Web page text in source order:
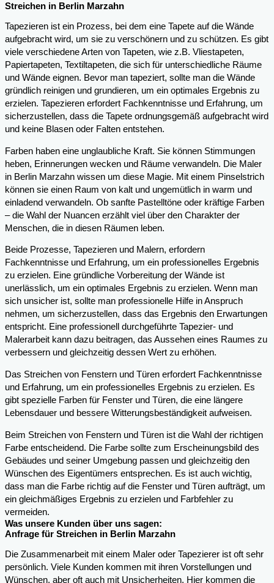
Streichen in Berlin Marzahn
Tapezieren ist ein Prozess, bei dem eine Tapete auf die Wände
aufgebracht wird, um sie zu verschönern und zu schützen. Es gibt
viele verschiedene Arten von Tapeten, wie z.B. Vliestapeten,
Papiertapeten, Textiltapeten, die sich für unterschiedliche Räume
und Wände eignen. Bevor man tapeziert, sollte man die Wände
gründlich reinigen und grundieren, um ein optimales Ergebnis zu
erzielen. Tapezieren erfordert Fachkenntnisse und Erfahrung, um
sicherzustellen, dass die Tapete ordnungsgemäß aufgebracht wird
und keine Blasen oder Falten entstehen.
Farben haben eine unglaubliche Kraft. Sie können Stimmungen
heben, Erinnerungen wecken und Räume verwandeln. Die Maler
in Berlin Marzahn wissen um diese Magie. Mit einem Pinselstrich
können sie einen Raum von kalt und ungemütlich in warm und
einladend verwandeln. Ob sanfte Pastelltöne oder kräftige Farben
– die Wahl der Nuancen erzählt viel über den Charakter der
Menschen, die in diesen Räumen leben.
Beide Prozesse, Tapezieren und Malern, erfordern
Fachkenntnisse und Erfahrung, um ein professionelles Ergebnis
zu erzielen. Eine gründliche Vorbereitung der Wände ist
unerlässlich, um ein optimales Ergebnis zu erzielen. Wenn man
sich unsicher ist, sollte man professionelle Hilfe in Anspruch
nehmen, um sicherzustellen, dass das Ergebnis den Erwartungen
entspricht. Eine professionell durchgeführte Tapezier- und
Malerarbeit kann dazu beitragen, das Aussehen eines Raumes zu
verbessern und gleichzeitig dessen Wert zu erhöhen.
Das Streichen von Fenstern und Türen erfordert Fachkenntnisse
und Erfahrung, um ein professionelles Ergebnis zu erzielen. Es
gibt spezielle Farben für Fenster und Türen, die eine längere
Lebensdauer und bessere Witterungsbeständigkeit aufweisen.
Beim Streichen von Fenstern und Türen ist die Wahl der richtigen
Farbe entscheidend. Die Farbe sollte zum Erscheinungsbild des
Gebäudes und seiner Umgebung passen und gleichzeitig den
Wünschen des Eigentümers entsprechen. Es ist auch wichtig,
dass man die Farbe richtig auf die Fenster und Türen aufträgt, um
ein gleichmäßiges Ergebnis zu erzielen und Farbfehler zu
vermeiden.
Was unsere Kunden über uns sagen:
Anfrage für Streichen in Berlin Marzahn
Die Zusammenarbeit mit einem Maler oder Tapezierer ist oft sehr
persönlich. Viele Kunden kommen mit ihren Vorstellungen und
Wünschen, aber oft auch mit Unsicherheiten. Hier kommen die